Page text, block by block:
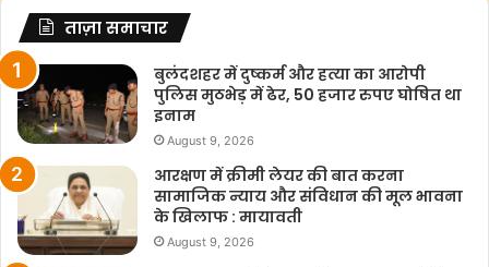
ताज़ा समाचार
बुलंदशहर में दुष्कर्म और हत्या का आरोपी
पुलिस मुठभेड़ में ढेर, 50 हजार रुपए घोषित था
इनाम
August 9, 2026
आरक्षण में क्रीमी लेयर की बात करना
सामाजिक न्याय और संविधान की मूल भावना
के खिलाफ : मायावती
August 9, 2026